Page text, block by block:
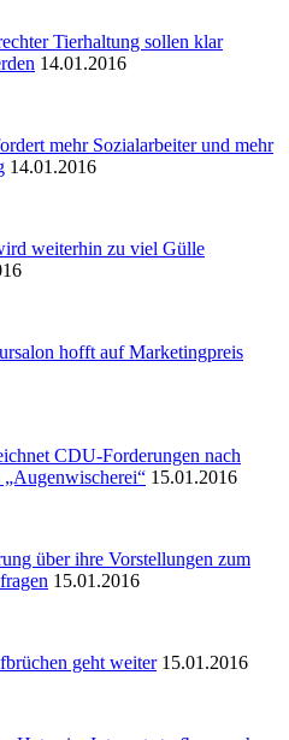
Tierhaltung sollen klar
14.01.2016
mehr Sozialarbeiter und mehr
14.01.2016
weiterhin zu viel Gülle
hofft auf Marketingpreis
CDU-Forderungen nach
15.01.2016
über ihre Vorstellungen zum
15.01.2016
geht weiter 15.01.2016